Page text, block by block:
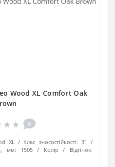
Wood XL Comfort Oak
0
XL Клас зносостійкості: 31
мм: 1505
Колір / Відтінок: